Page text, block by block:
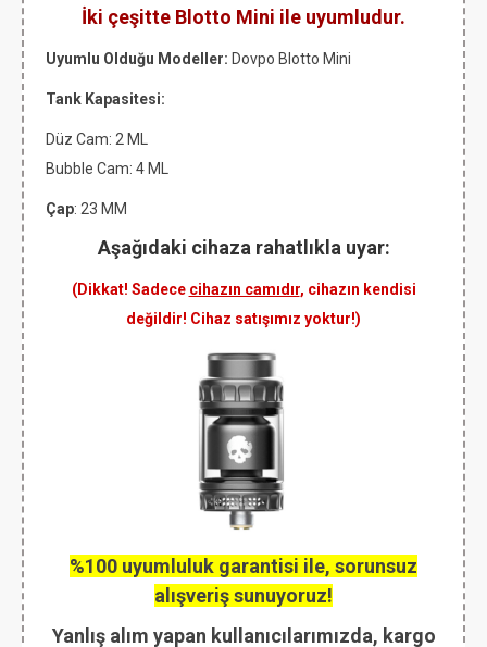
İki çeşitte Blotto Mini ile uyumludur.
Uyumlu Olduğu Modeller: Dovpo Blotto Mini
Tank Kapasitesi:
Düz Cam: 2 ML
Bubble Cam: 4 ML
Çap: 23 MM
Aşağıdaki cihaza rahatlıkla uyar:
(Dikkat! Sadece cihazın camıdır, cihazın kendisi
değildir! Cihaz satışımız yoktur!)
%100 uyumluluk garantisi ile, sorunsuz
alışveriş sunuyoruz!
Yanlış alım yapan kullanıcılarımızda, kargo